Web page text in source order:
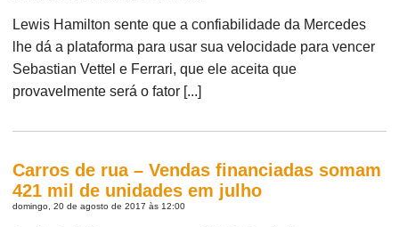
Lewis Hamilton sente que a confiabilidade da Mercedes
lhe dá a plataforma para usar sua velocidade para vencer
Sebastian Vettel e Ferrari, que ele aceita que
provavelmente será o fator [...]
Carros de rua – Vendas financiadas somam
421 mil de unidades em julho
domingo, 20 de agosto de 2017 às 12:00